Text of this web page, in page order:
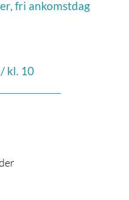
fri ankomstdag
kl. 10